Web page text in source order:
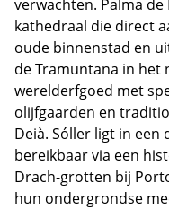
verwachten. Palma
kathedraal die direct
oude binnenstad en
de Tramuntana in het
werelderfgoed met
olijfgaarden en
Deià. Sóller ligt in een
bereikbaar via een
Drach-grotten bij
hun ondergrondse